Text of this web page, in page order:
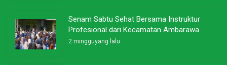
Senam Sabtu Sehat Bersama Instruktur
Profesional dari Kecamatan Ambarawa
2 mingguyang lalu